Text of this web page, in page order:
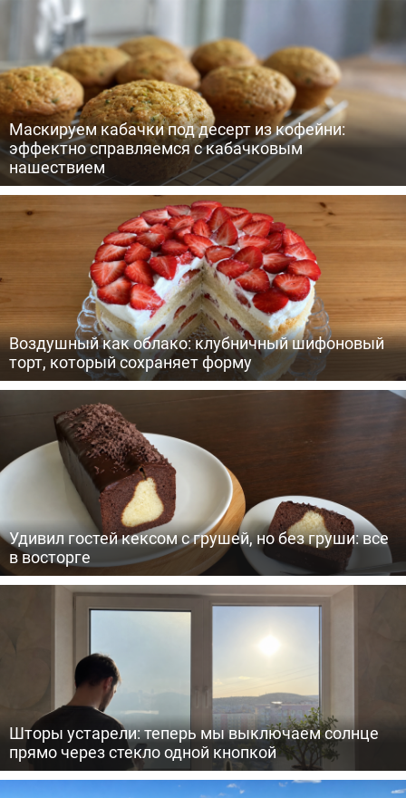
Маскируем кабачки под десерт из кофейни:
эффектно справляемся с кабачковым
нашествием
Воздушный как облако: клубничный шифоновый
торт, который сохраняет форму
Удивил гостей кексом с грушей, но без груши: все
в восторге
Шторы устарели: теперь мы выключаем солнце
прямо через стекло одной кнопкой